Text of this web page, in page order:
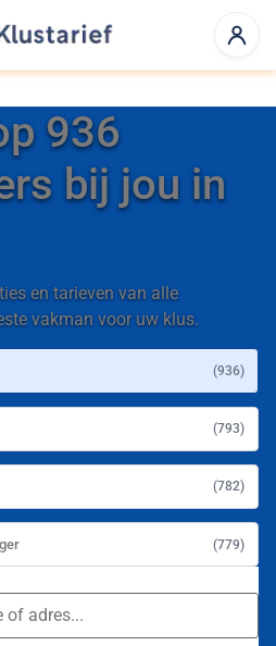
936
bij jou in
en tarieven van alle
vakman voor uw klus.
(936)
(793)
(782)
(779)